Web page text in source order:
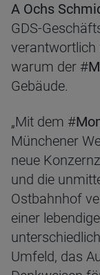
A Ochs
GDS-
verantwortlich
warum der #
Gebäude.
„Mit dem #
Münchener
neue
und die
Ostbahnhof
einer
Umfeld, das